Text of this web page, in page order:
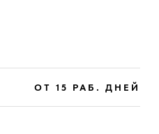
ОТ 15 РАБ. ДНЕЙ